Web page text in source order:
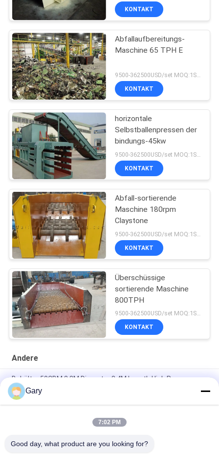
KONTAKT
Abfallaufbereitungs-
Maschine 65 TPH E
9500-362500USD/set MOQ:1SET
KONTAKT
horizontale
Selbstballenpressen der
bindungs-45kw
KONTAKT
Abfall-sortierende
Maschine 180rpm
Claystone
KONTAKT
Überschüssige
sortierende Maschine
800TPH
9500-362500USD/set MOQ:1SET
KONTAKT
Andere
Behälter 50CBM 2.8M Diameter 8.4M Length High Pressure
Entwässerungsvibrierender Schirm 20TPH 45% Körnigkeits-
0.35mm
horizontale Art 90% Tonerde-Zwischenlagen-Ball-Mühle
Gary
7:02 PM
Good day, what product are you looking for?